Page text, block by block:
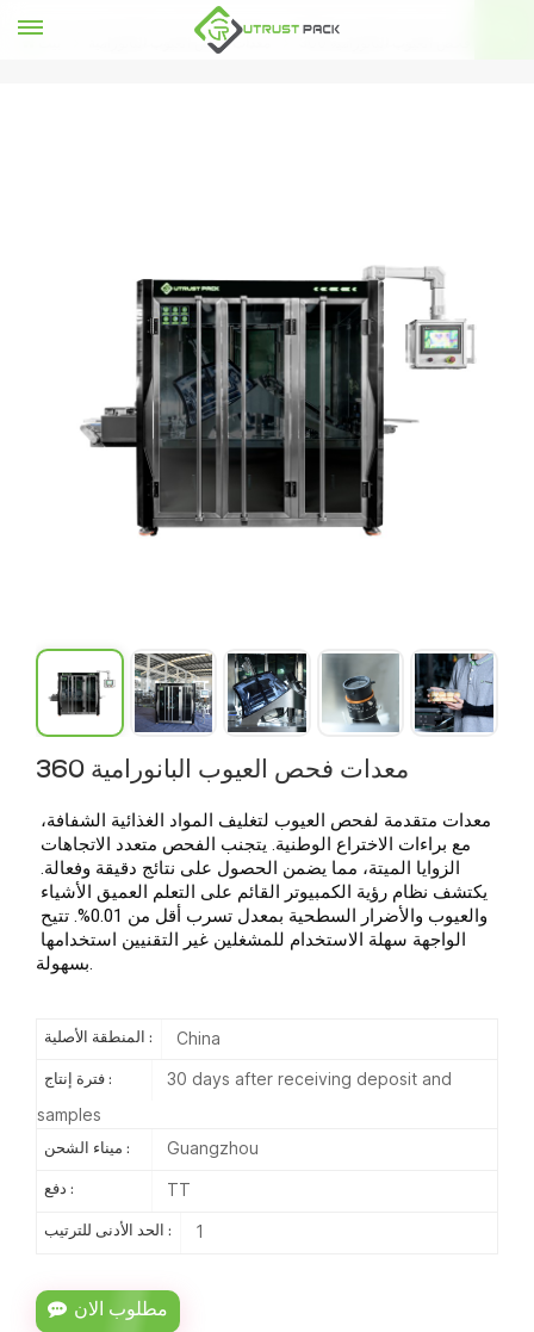
معدات فحص العيوب البانورامية
360 معدات فحص العيوب البانورامية
المنطقة الأصلية : China
فترة إنتاج :
30 days after receiving deposit and
samples
ميناء الشحن : Guangzhou
دفع : TT
الحد الأدنى للترتيب : 1
مطلوب الان